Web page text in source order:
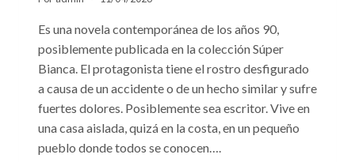
Es una novela contemporánea de los años 90,
posiblemente publicada en la colección Súper
Bianca. El protagonista tiene el rostro desfigurado
a causa de un accidente o de un hecho similar y sufre
fuertes dolores. Posiblemente sea escritor. Vive en
una casa aislada, quizá en la costa, en un pequeño
pueblo donde todos se conocen….